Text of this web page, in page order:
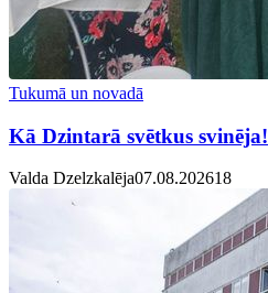
Tukumā un novadā
Kā Dzintarā svētkus svinēja!
Valda Dzelzkalēja07.08.202618